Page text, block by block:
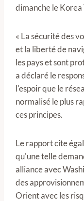
dimanche le Korea
« La sécurité des
et la liberté de
les pays et sont
a déclaré le
l'espoir que le
normalisé le plus
ces principes.
Le rapport cite
qu'une telle
alliance avec
des
Orient avec les